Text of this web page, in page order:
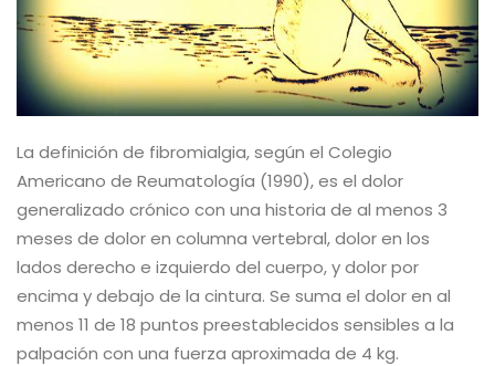
La definición de fibromialgia, según el Colegio
Americano de Reumatología (1990), es el dolor
generalizado crónico con una historia de al menos 3
meses de dolor en columna vertebral, dolor en los
lados derecho e izquierdo del cuerpo, y dolor por
encima y debajo de la cintura. Se suma el dolor en al
menos 11 de 18 puntos preestablecidos sensibles a la
palpación con una fuerza aproximada de 4 kg.